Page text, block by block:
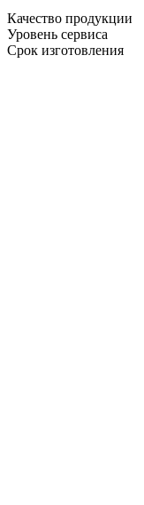
Качество продукции
Уровень сервиса
Срок изготовления